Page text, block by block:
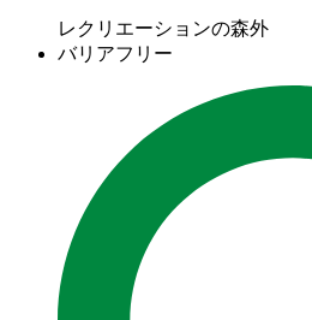
レクリエーションの森外
バリアフリー